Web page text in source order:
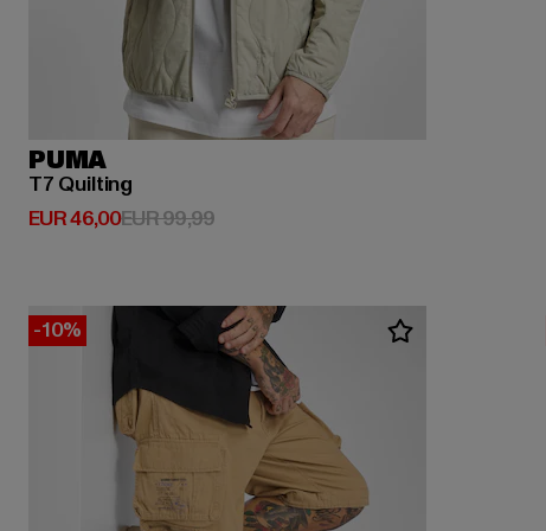
PUMA
T7 Quilting
EUR 46,00
Derzeitiger Preis: EUR 46,00
EUR 99,99Aktionspreis: EUR 99,99
-10%